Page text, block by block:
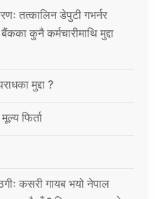
तत्कालिन डेपुटी गभर्नर
कुनै कर्मचारीमाथि मुद्दा
मुद्दा ?
फिर्ता
कसरी गायब भयो नेपाल